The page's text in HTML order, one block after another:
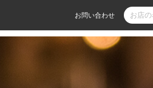
お問い合わせ